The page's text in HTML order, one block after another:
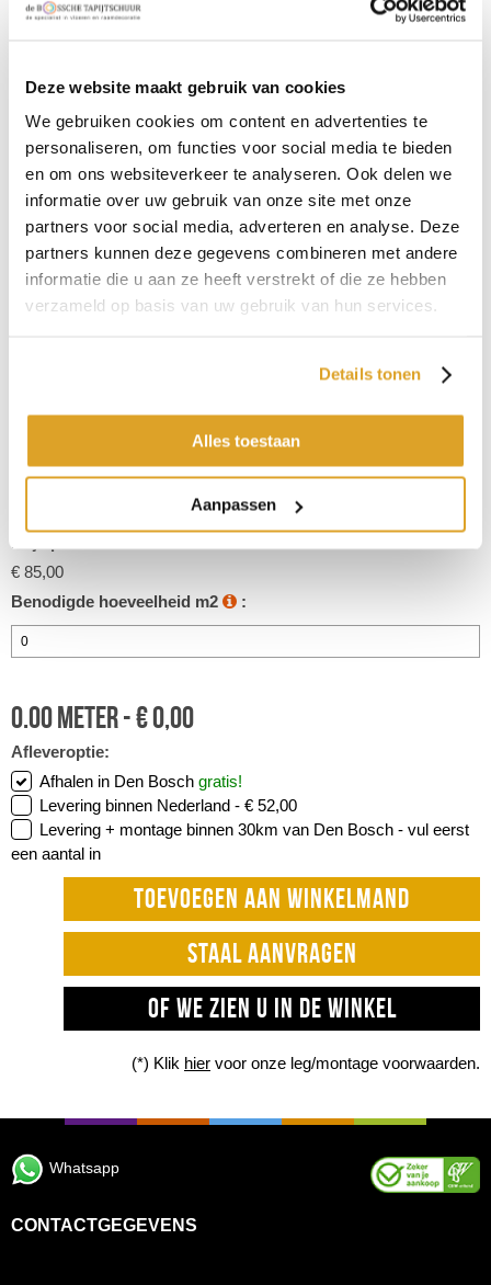
Deze website maakt gebruik van cookies
We gebruiken cookies om content en advertenties te
personaliseren, om functies voor social media te bieden
en om ons websiteverkeer te analyseren. Ook delen we
informatie over uw gebruik van onze site met onze
partners voor social media, adverteren en analyse. Deze
partners kunnen deze gegevens combineren met andere
informatie die u aan ze heeft verstrekt of die ze hebben
verzameld op basis van uw gebruik van hun services.
Details tonen
Alles toestaan
Aanpassen
Type
Donkergrijs
Gewicht
1,090 gram per m2
Samenstelling omschrijving
100% polypropyleen
Garantie
Inhoud strekkende meter:
€ 85,00
Benodigde hoeveelheid m2
:
0.00meter -€0,00
Afleveroptie:
Afhalen in Den Bosch gratis!
Levering binnen Nederland - € 52,00
Levering + montage binnen 30km van Den Bosch - vul eerst
een aantal in
TOEVOEGEN AAN WINKELMAND
STAAL AANVRAGEN
OF WE ZIEN U IN DE WINKEL
(*) Klik hier voor onze leg/montage voorwaarden.
Whatsapp
CONTACTGEGEVENS